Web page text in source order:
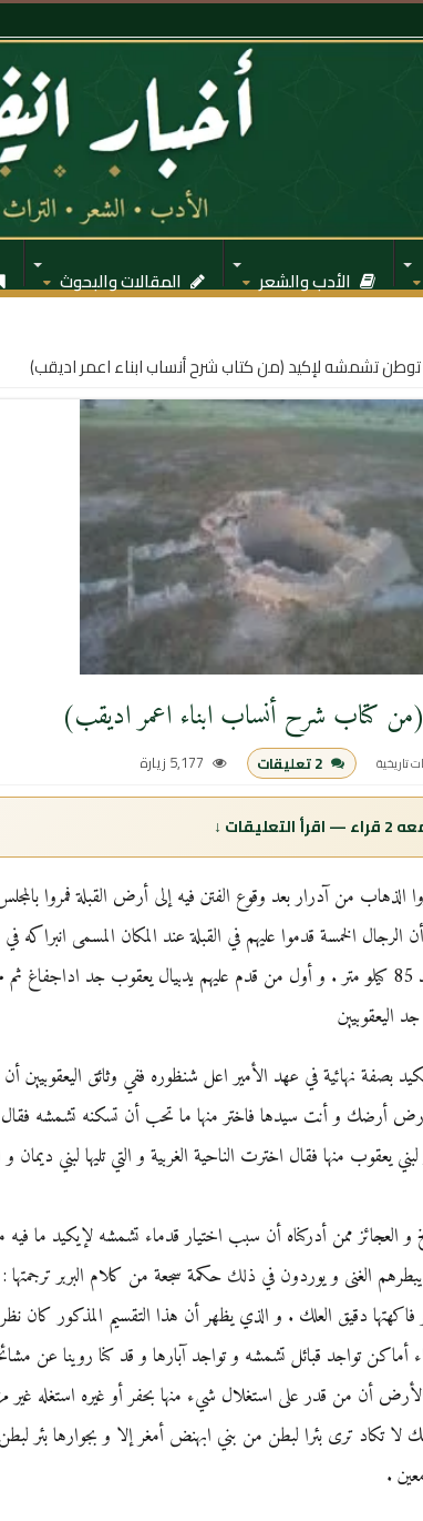
الأدب والشعر المقالات والبحوث
توطن تشمشه لإكيد (من كتاب شرح أنساب ابناء اعمر اديقب)
كتاب شرح أنساب ابناء اعمر اديقب)
تاريخية 2 تعليقات 5,177 زيارة
↓
الذهاب من آدرار بعد وقوع الفتن فيه إلى أرض القبلة فمروا
الخمسة قدموا عليهم في القبلة عند المكان المسمى انبراكه
الشرقي من انواكشوط على بعد 85 كيلو متر . و أول من قدم عليهم يدبيال يعقوب جد
اليعقوبيين
بصفة نهائية في عهد الأمير اعل شنظوره ففي وثائق اليعقوبيين
أرضك و أنت سيدها فاختر منها ما تحب أن تسكنه تشمشه فقال
يعقوب منها فقال اخترت الناحية الغربية و التي تليها لبني ديمان و
و العجائز ممن أدركناه أن سبب اختيار قدماء تشمشه لإيكيد ما
الغنى و يوردون في ذلك حكمة سجعة من كلام البربر
دقيق العلك . و الذي يظهر أن هذا التقسيم المذكور كان
تواجد قبائل تشمشه و تواجد آبارها و قد كنا روينا عن
أن من قدر على استغلال شيء منها بحفر أو غيره استغله غير
لا تكاد ترى بئرا لبطن من بني ابهنض أمغر إلا و بجوارها بئر
.